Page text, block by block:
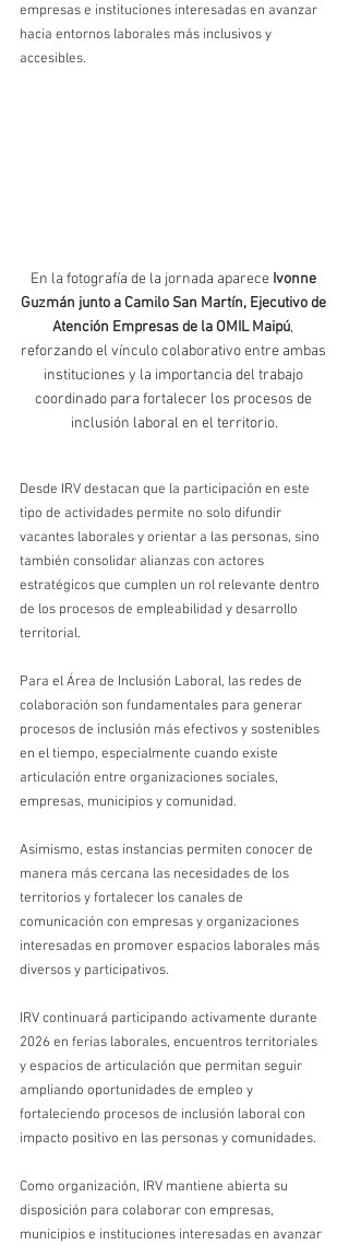
empresas e instituciones interesadas en avanzar
hacia entornos laborales más inclusivos y
accesibles.
En la fotografía de la jornada aparece Ivonne
Guzmán junto a Camilo San Martín, Ejecutivo de
Atención Empresas de la OMIL Maipú,
reforzando el vínculo colaborativo entre ambas
instituciones y la importancia del trabajo
coordinado para fortalecer los procesos de
inclusión laboral en el territorio.
Desde IRV destacan que la participación en este
tipo de actividades permite no solo difundir
vacantes laborales y orientar a las personas, sino
también consolidar alianzas con actores
estratégicos que cumplen un rol relevante dentro
de los procesos de empleabilidad y desarrollo
territorial.
Para el Área de Inclusión Laboral, las redes de
colaboración son fundamentales para generar
procesos de inclusión más efectivos y sostenibles
en el tiempo, especialmente cuando existe
articulación entre organizaciones sociales,
empresas, municipios y comunidad.
Asimismo, estas instancias permiten conocer de
manera más cercana las necesidades de los
territorios y fortalecer los canales de
comunicación con empresas y organizaciones
interesadas en promover espacios laborales más
diversos y participativos.
IRV continuará participando activamente durante
2026 en ferias laborales, encuentros territoriales
y espacios de articulación que permitan seguir
ampliando oportunidades de empleo y
fortaleciendo procesos de inclusión laboral con
impacto positivo en las personas y comunidades.
Como organización, IRV mantiene abierta su
disposición para colaborar con empresas,
municipios e instituciones interesadas en avanzar